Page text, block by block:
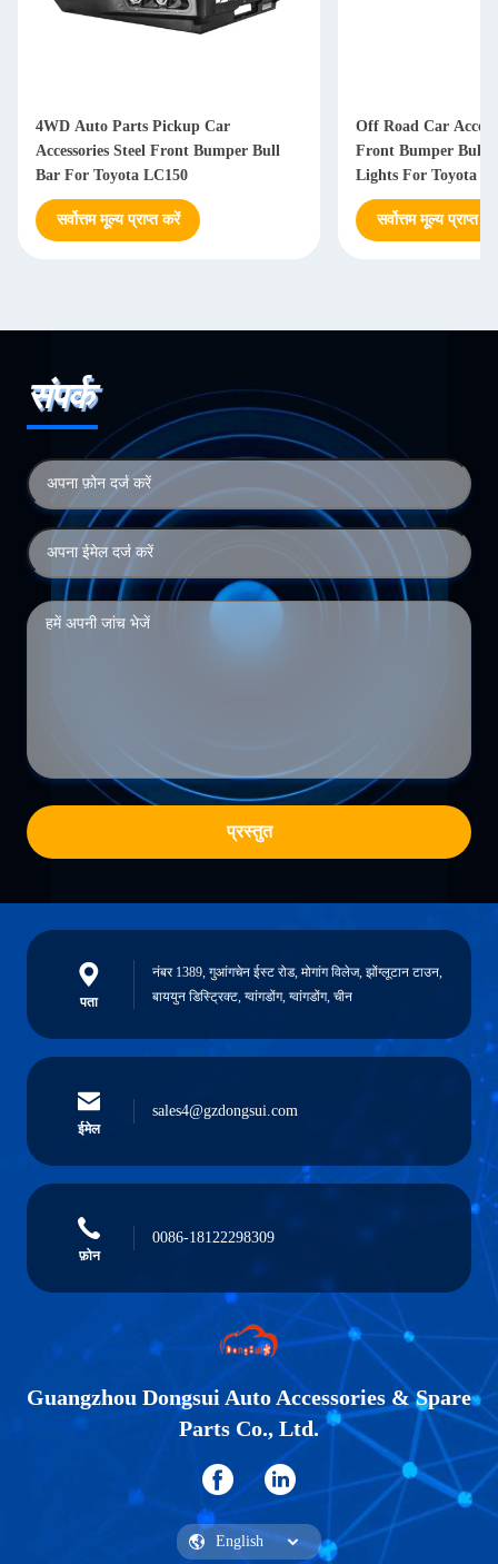
4WD Auto Parts Pickup Car
Accessories Steel Front Bumper Bull
Bar For Toyota LC150
सर्वोत्तम मूल्य प्राप्त करें
Off Road Car
Front Bumper Bull
Lights For Toyota
सर्वोत्तम मूल्य प्राप्त
संपर्क
प्रस्तुत
पता
नंबर 1389, गुआंगचेन ईस्ट रोड, मोगांग विलेज, झोंग्लूटान टाउन,
बाययुन डिस्ट्रिक्ट, ग्वांगडोंग, ग्वांगडोंग, चीन
ईमेल
sales4@gzdongsui.com
फ़ोन
0086-18122298309
Guangzhou Dongsui Auto Accessories & Spare
Parts Co., Ltd.